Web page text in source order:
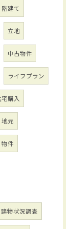
階建て
立地
中古物件
ライフプラン
宅購入
地元
物件
建物状況調査